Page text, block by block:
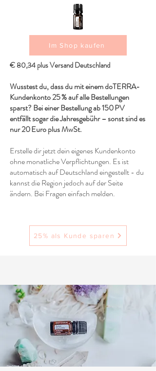
Im Shop kaufen
€ 80,34 plus Versand Deutschland
Wusstest du, dass du mit einem doTERRA-
Kundenkonto 25 % auf alle Bestellungen
sparst? Bei einer Bestellung ab 150 PV
entfällt sogar die Jahresgebühr – sonst sind es
nur 20 Euro plus MwSt.
Erstelle dir jetzt dein eigenes Kundenkonto
ohne monatliche Verpflichtungen. Es ist
automatisch auf Deutschland eingestellt - du
kannst die Region jedoch auf der Seite
ändern. Bei Fragen einfach melden.
25% als Kunde sparen